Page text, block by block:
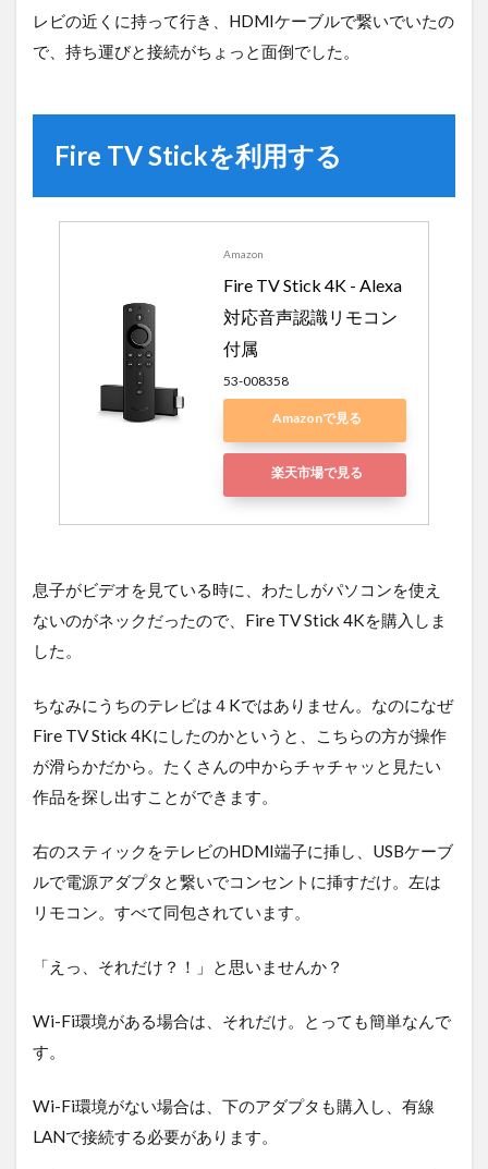
レビの近くに持って行き、HDMIケーブルで繋いでいたの
で、持ち運びと接続がちょっと面倒でした。
Fire TV Stickを利用する
Amazon
Fire TV Stick 4K - Alexa
対応音声認識リモコン
付属
53-008358
Amazonで見る
楽天市場で見る
息子がビデオを見ている時に、わたしがパソコンを使え
ないのがネックだったので、Fire TV Stick 4Kを購入しま
した。
ちなみにうちのテレビは４Kではありません。なのになぜ
Fire TV Stick 4Kにしたのかというと、こちらの方が操作
が滑らかだから。たくさんの中からチャチャッと見たい
作品を探し出すことができます。
右のスティックをテレビのHDMI端子に挿し、USBケーブ
ルで電源アダプタと繋いでコンセントに挿すだけ。左は
リモコン。すべて同包されています。
「えっ、それだけ？！」と思いませんか？
Wi-Fi環境がある場合は、それだけ。とっても簡単なんで
す。
Wi-Fi環境がない場合は、下のアダプタも購入し、有線
LANで接続する必要があります。